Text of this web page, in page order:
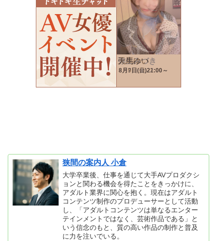
狭間の案内人 小倉
大学卒業後、仕事を通じて大手AVプロダクシ
ョンと関わる機会を得たことをきっかけに、
アダルト業界に関心を抱く。現在はアダルト
コンテンツ制作のプロデューサーとして活動
し、「アダルトコンテンツは単なるエンター
テインメントではなく、芸術作品である」と
いう信念のもと、質の高い作品の制作と普及
に力を注いでいる。